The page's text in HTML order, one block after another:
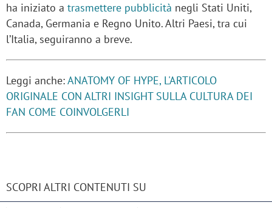
ha iniziato a trasmettere pubblicità negli Stati Uniti,
Canada, Germania e Regno Unito. Altri Paesi, tra cui
l’Italia, seguiranno a breve.
Leggi anche:ANATOMY OF HYPE, L'ARTICOLO
ORIGINALE CON ALTRI INSIGHT SULLA CULTURA DEI
FAN COME COINVOLGERLI
SCOPRI ALTRI CONTENUTI SU